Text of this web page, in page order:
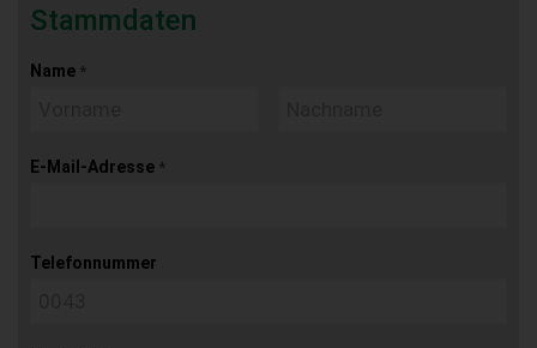
Stammdaten
Name *
E-Mail-Adresse *
Telefonnummer